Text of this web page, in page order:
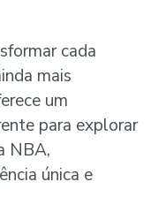
cada
mais
um
para explorar
NBA,
única e